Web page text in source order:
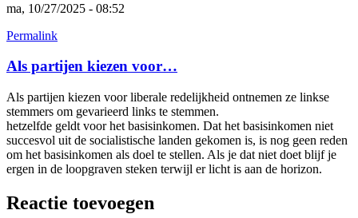
ma, 10/27/2025 - 08:52
Permalink
Als partijen kiezen voor…
Als partijen kiezen voor liberale redelijkheid ontnemen ze linkse
stemmers om gevarieerd links te stemmen.
hetzelfde geldt voor het basisinkomen. Dat het basisinkomen niet
succesvol uit de socialistische landen gekomen is, is nog geen reden
om het basisinkomen als doel te stellen. Als je dat niet doet blijf je
ergen in de loopgraven steken terwijl er licht is aan de horizon.
Reactie toevoegen